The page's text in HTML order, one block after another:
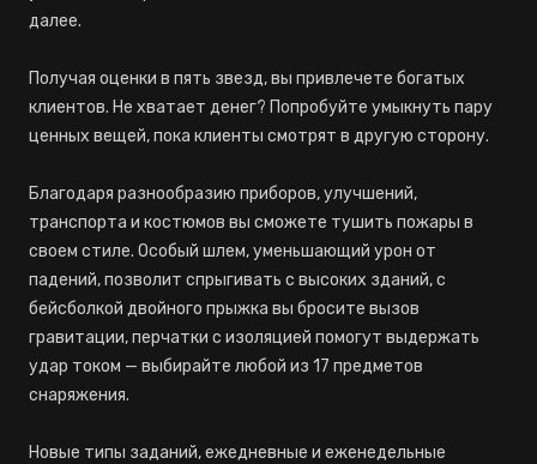
далее.
Получая оценки в пять звезд, вы привлечете богатых
клиентов. Не хватает денег? Попробуйте умыкнуть пару
ценных вещей, пока клиенты смотрят в другую сторону.
Благодаря разнообразию приборов, улучшений,
транспорта и костюмов вы сможете тушить пожары в
своем стиле. Особый шлем, уменьшающий урон от
падений, позволит спрыгивать с высоких зданий, с
бейсболкой двойного прыжка вы бросите вызов
гравитации, перчатки с изоляцией помогут выдержать
удар током — выбирайте любой из 17 предметов
снаряжения.
Новые типы заданий, ежедневные и еженедельные